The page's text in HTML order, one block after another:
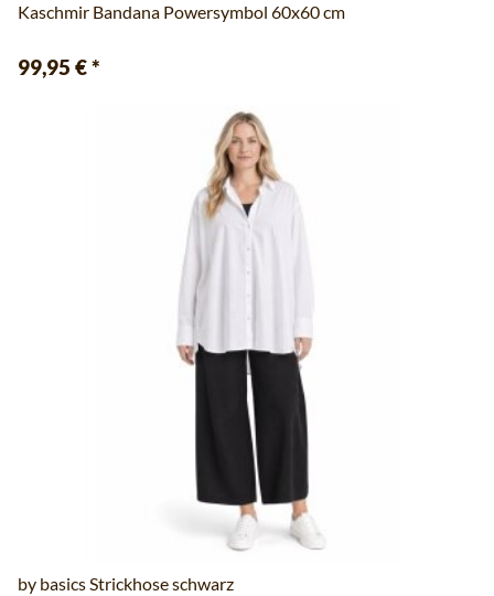
Kaschmir Bandana Powersymbol 60x60 cm
99,95 €*
by basics Strickhose schwarz